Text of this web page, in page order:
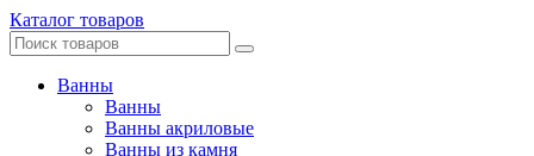
Каталог товаров
Ванны
Ванны
Ванны акриловые
Ванны из камня